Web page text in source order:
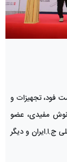
فود، تجهیزات و
حضور مهرنوش مفیدی، عضو
ج.ا.ایران و دیگر